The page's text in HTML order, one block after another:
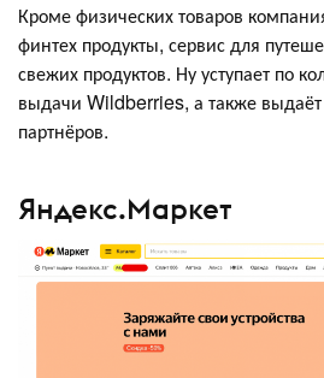
Кроме физических товаров
финтех продукты, сервис для
свежих продуктов. Ну уступает по
выдачи Wildberries, а также выдаёт
партнёров.
Яндекс.Маркет